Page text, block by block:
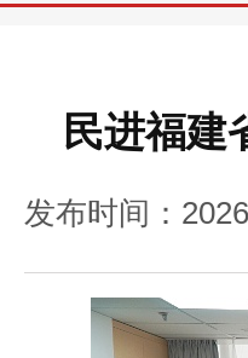
民进福建
发布时间：